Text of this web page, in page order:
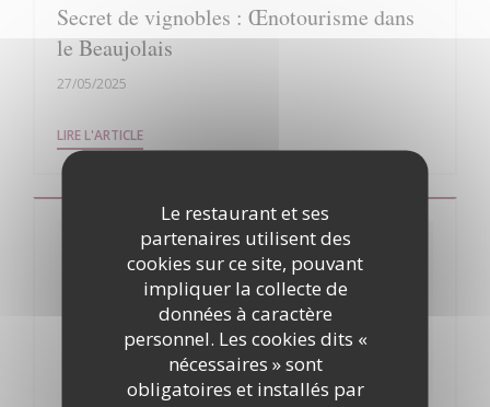
Le restaurant et ses
partenaires utilisent des
cookies sur ce site, pouvant
impliquer la collecte de
données à caractère
personnel. Les cookies dits «
nécessaires » sont
obligatoires et installés par
Secret de vignobles : Œnotourisme dans
le Beaujolais
27/05/2025
LIRE L'ARTICLE((OUVRE UNE NOUVELLE FENÊTRE))